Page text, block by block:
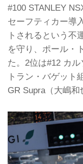
#100 STANLEY
セーフティカー導
トされるという不
を守り、ポール・
た。2位は#12 カ
トラン・バゲット
GR Supra（大嶋和